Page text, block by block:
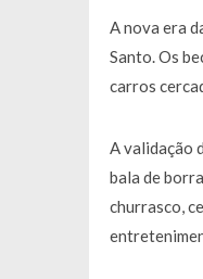
A nova era
Santo. Os
carros
A validação
bala de
churrasco,